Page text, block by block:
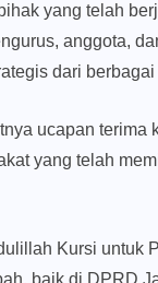
yang telah
anggota,
dari
ucapan terima
yang telah
Kursi untuk